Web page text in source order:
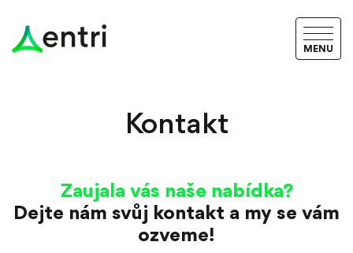
MENU
Kontakt
Zaujala vás naše nabídka?
Dejte nám svůj kontakt a my se vám
ozveme!